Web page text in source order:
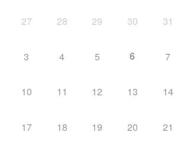
27 28 29 30 31
3 4 5 6 7
10 11 12 13 14
17 18 19 20 21